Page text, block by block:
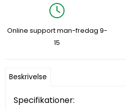
Online support man-fredag 9-
15
Beskrivelse
Specifikationer: